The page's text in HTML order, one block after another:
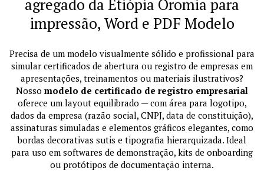
agregado da Etiópia Oromia para
impressão, Word e PDF Modelo
Precisa de um modelo visualmente sólido e profissional para
simular certificados de abertura ou registro de empresas em
apresentações, treinamentos ou materiais ilustrativos?
Nosso modelo de certificado de registro empresarial
oferece um layout equilibrado — com área para logotipo,
dados da empresa (razão social, CNPJ, data de constituição),
assinaturas simuladas e elementos gráficos elegantes, como
bordas decorativas sutis e tipografia hierarquizada. Ideal
para uso em softwares de demonstração, kits de onboarding
ou protótipos de documentação interna.